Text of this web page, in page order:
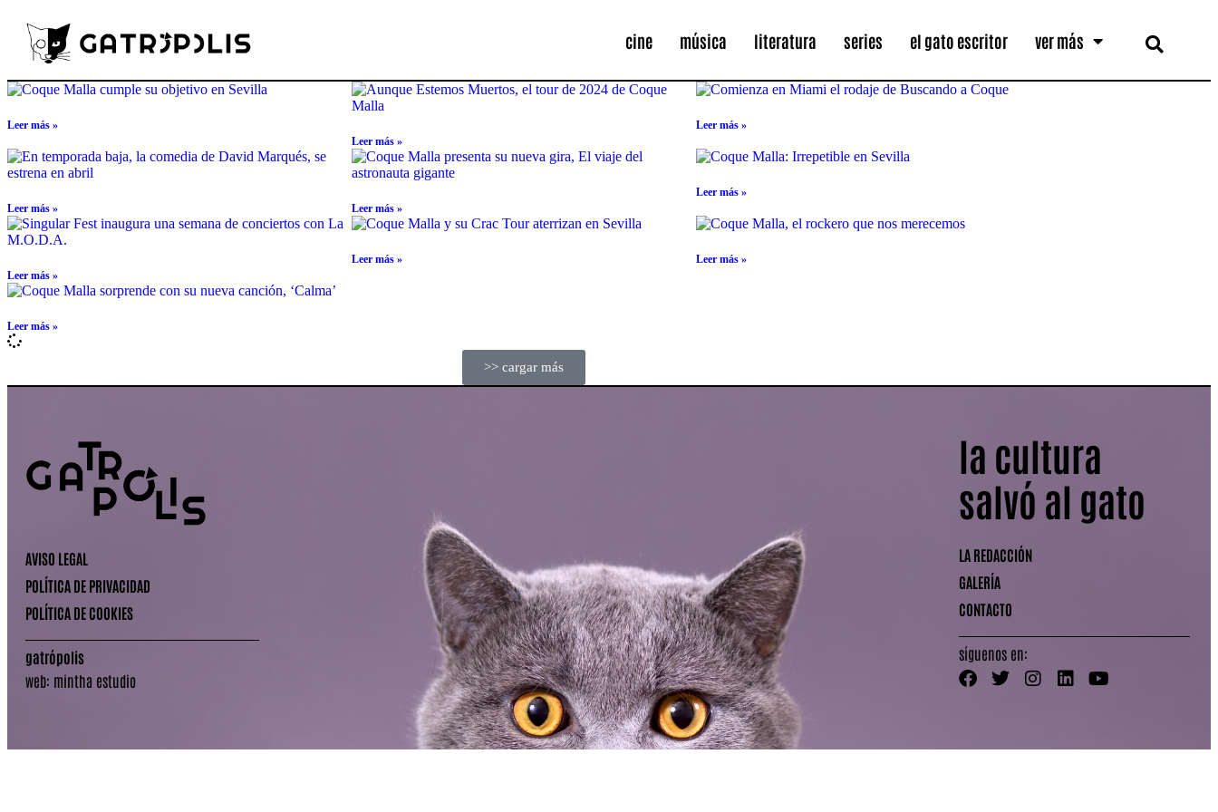
cine música literatura series el gato escritor ver más
Leer más »
Leer más »
Leer más »
Leer más » Leer más »
Leer más »
Leer más »
Leer más » Leer más »
Leer más »
>> cargar más
AVISO LEGAL
POLÍTICA DE PRIVACIDAD
POLÍTICA DE COOKIES
gatrópolis
web: mintha estudio
la cultura
salvó al gato
LA REDACCIÓN
GALERÍA
CONTACTO
síguenos en: